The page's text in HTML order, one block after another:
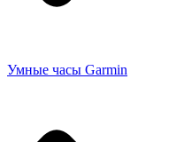
Умные часы Garmin